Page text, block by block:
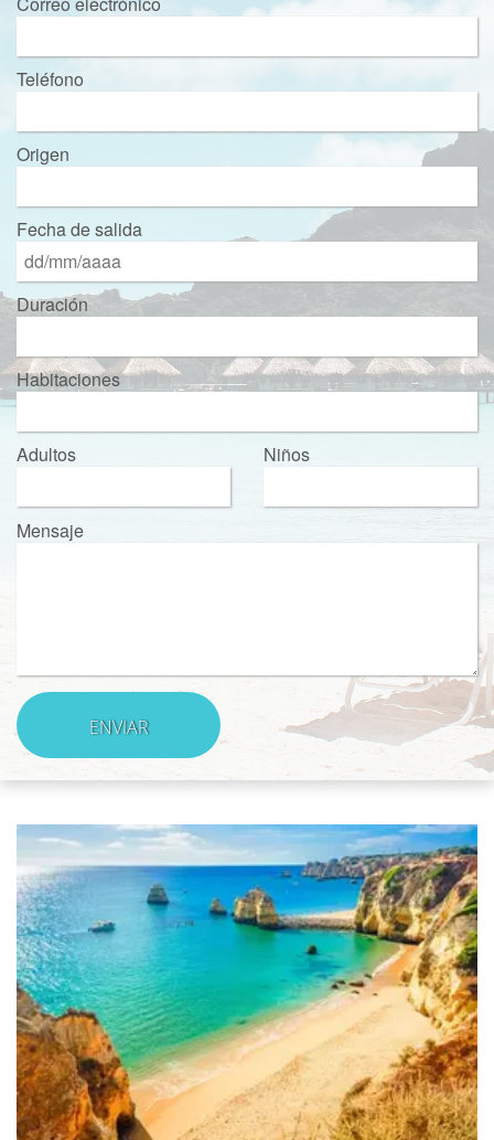
Teléfono
Origen
Fecha de salida
Duración
Habitaciones
Adultos Niños
Mensaje